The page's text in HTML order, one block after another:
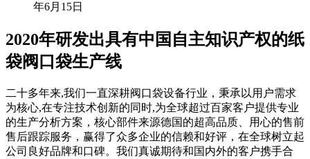
年6月15日
2020年研发出具有中国自主知识产权的纸
袋阀口袋生产线
二十多年来,我们一直深耕阀口袋设备行业，秉承以用户需求
为核心,在专注技术创新的同时,为全球超过百家客户提供专业
的生产分析方案，核心部件来源德国的超高品质、用心的售前
售后跟踪服务，赢得了众多企业的信赖和好评，在全球树立起
公司良好品牌和口碑。我们真诚期待和国内外的客户携手合